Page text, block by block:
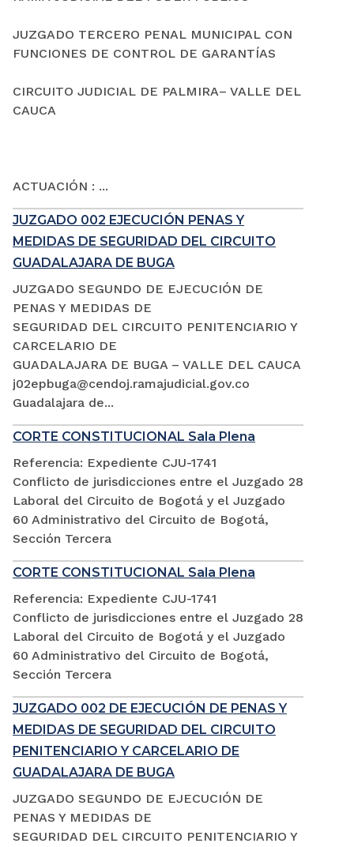
JUZGADO TERCERO PENAL MUNICIPAL CON
FUNCIONES DE CONTROL DE GARANTÍAS
CIRCUITO JUDICIAL DE PALMIRA– VALLE DEL
CAUCA
ACTUACIÓN : ...
JUZGADO 002 EJECUCIÓN PENAS Y
MEDIDAS DE SEGURIDAD DEL CIRCUITO
GUADALAJARA DE BUGA
JUZGADO SEGUNDO DE EJECUCIÓN DE
PENAS Y MEDIDAS DE
SEGURIDAD DEL CIRCUITO PENITENCIARIO Y
CARCELARIO DE
GUADALAJARA DE BUGA – VALLE DEL CAUCA
j02epbuga@cendoj.ramajudicial.gov.co
Guadalajara de...
CORTE CONSTITUCIONAL Sala Plena
Referencia: Expediente CJU-1741
Conflicto de jurisdicciones entre el Juzgado 28
Laboral del Circuito de Bogotá y el Juzgado
60 Administrativo del Circuito de Bogotá,
Sección Tercera
CORTE CONSTITUCIONAL Sala Plena
Referencia: Expediente CJU-1741
Conflicto de jurisdicciones entre el Juzgado 28
Laboral del Circuito de Bogotá y el Juzgado
60 Administrativo del Circuito de Bogotá,
Sección Tercera
JUZGADO 002 DE EJECUCIÓN DE PENAS Y
MEDIDAS DE SEGURIDAD DEL CIRCUITO
PENITENCIARIO Y CARCELARIO DE
GUADALAJARA DE BUGA
JUZGADO SEGUNDO DE EJECUCIÓN DE
PENAS Y MEDIDAS DE
SEGURIDAD DEL CIRCUITO PENITENCIARIO Y